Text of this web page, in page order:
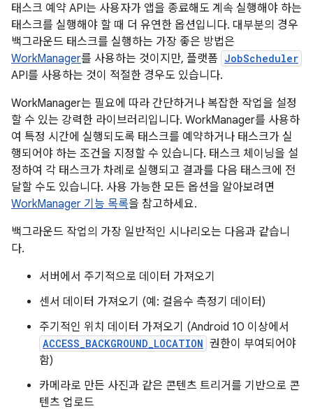
태스크 예약 API는 사용자가 앱을 종료해도 계속 실행해야 하는
태스크를 실행해야 할 때 더 유연한 옵션입니다. 대부분의 경우
백그라운드 태스크를 실행하는 가장 좋은 방법은
WorkManager를 사용하는 것이지만, 플랫폼 JobScheduler
API를 사용하는 것이 적절한 경우도 있습니다.
WorkManager는 필요에 따라 간단하거나 복잡한 작업을 설정
할 수 있는 강력한 라이브러리입니다. WorkManager를 사용하
여 특정 시간에 실행되도록 태스크를 예약하거나 태스크가 실
행되어야 하는 조건을 지정할 수 있습니다. 태스크 체이닝을 설
정하여 각 태스크가 차례로 실행되고 결과를 다음 태스크에 전
달할 수도 있습니다. 사용 가능한 모든 옵션을 알아보려면
WorkManager 기능 목록을 참고하세요.
백그라운드 작업의 가장 일반적인 시나리오는 다음과 같습니
다.
서버에서 주기적으로 데이터 가져오기
센서 데이터 가져오기 (예: 걸음수 측정기 데이터)
주기적인 위치 데이터 가져오기 (Android 10 이상에서
ACCESS_BACKGROUND_LOCATION 권한이 부여되어야
함)
카메라로 만든 사진과 같은 콘텐츠 트리거를 기반으로 콘
텐츠 업로드